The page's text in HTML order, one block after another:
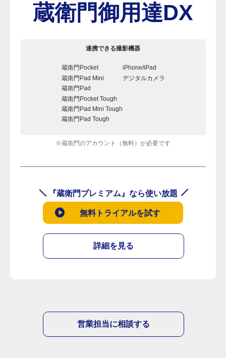
蔵衛門御用達DX
連携できる撮影機器
蔵衛門Pocket
蔵衛門Pad Mini
蔵衛門Pad
蔵衛門Pocket Tough
蔵衛門Pad Mini Tough
蔵衛門Pad Tough
iPhone/iPad
デジタルカメラ
※蔵衛門のアカウント（無料）が必要です
『蔵衛門プレミアム』なら使い放題
無料トライアルを試す
詳細を見る
営業担当に相談する